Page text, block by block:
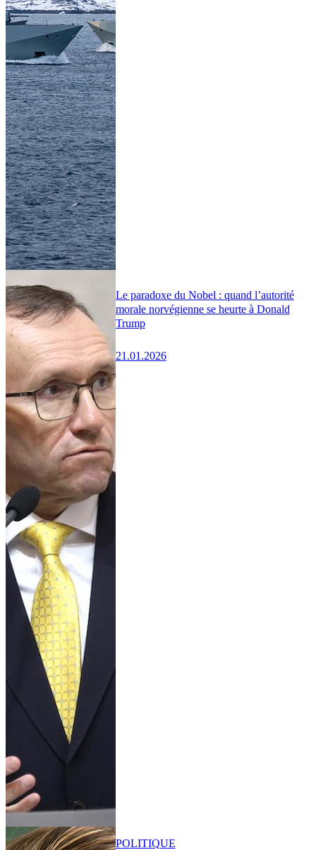
Le paradoxe du Nobel : quand l’autorité
morale norvégienne se heurte à Donald
Trump
21.01.2026
POLITIQUE